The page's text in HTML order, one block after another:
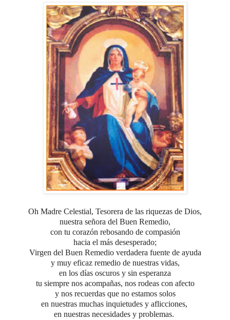
Oh Madre Celestial, Tesorera de las riquezas de Dios,
nuestra señora del Buen Remedio,
con tu corazón rebosando de compasión
hacia el más desesperado;
Virgen del Buen Remedio verdadera fuente de ayuda
y muy eficaz remedio de nuestras vidas,
en los días oscuros y sin esperanza
tu siempre nos acompañas, nos rodeas con afecto
y nos recuerdas que no estamos solos
en nuestras muchas inquietudes y aflicciones,
en nuestras necesidades y problemas.